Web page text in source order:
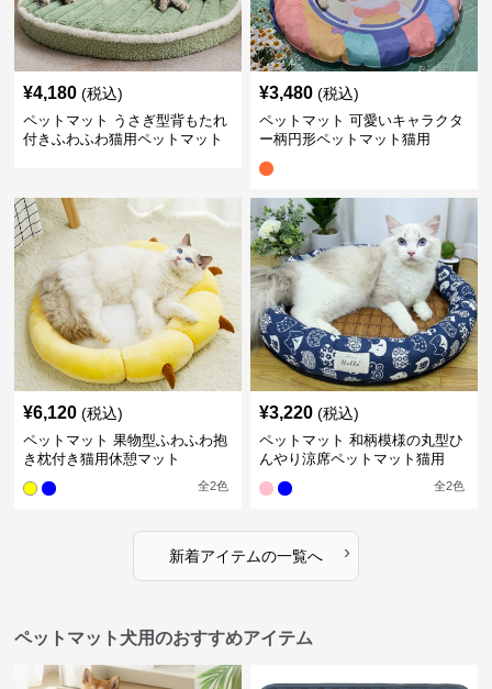
¥4,180 (税込)
ペットマット うさぎ型背もたれ
付きふわふわ猫用ペットマット
¥3,480 (税込)
ペットマット 可愛いキャラクタ
ー柄円形ペットマット猫用
¥6,120 (税込)
ペットマット 果物型ふわふわ抱
き枕付き猫用休憩マット
全2色
¥3,220 (税込)
ペットマット 和柄模様の丸型ひ
んやり涼席ペットマット猫用
全2色
新着アイテムの一覧へ ›
ペットマット犬用のおすすめアイテム